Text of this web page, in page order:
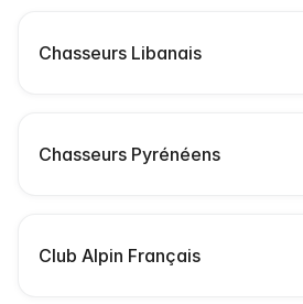
Chasseurs Libanais
Chasseurs Pyrénéens
Club Alpin Français